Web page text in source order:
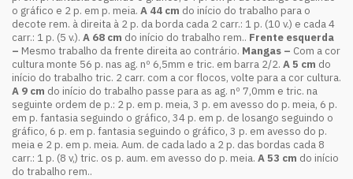
o gráfico e 2 p. em p. meia. A 44 cm do início do trabalho para o
decote rem. à direita à 2 p. da borda cada 2 carr.: 1 p. (10 v.) e cada 4
carr.: 1 p. (5 v.). A 68 cm do início do trabalho rem.. Frente esquerda
– Mesmo trabalho da frente direita ao contrário. Mangas – Com a cor
cultura monte 56 p. nas ag. nº 6,5mm e tric. em barra 2/2. A 5 cm do
início do trabalho tric. 2 carr. com a cor flocos, volte para a cor cultura.
A 9 cm do início do trabalho passe para as ag. nº 7,0mm e tric. na
seguinte ordem de p.: 2 p. em p. meia, 3 p. em avesso do p. meia, 6 p.
em p. fantasia seguindo o gráfico, 34 p. em p. de losango seguindo o
gráfico, 6 p. em p. fantasia seguindo o gráfico, 3 p. em avesso do p.
meia e 2 p. em p. meia. Aum. de cada lado a 2 p. das bordas cada 8
carr.: 1 p. (8 v,) tric. os p. aum. em avesso do p. meia. A 53 cm do início
do trabalho rem..